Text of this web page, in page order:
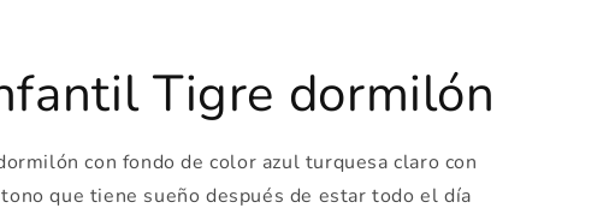
Tigre dormilón
con fondo de color azul turquesa claro con
que tiene sueño después de estar todo el día